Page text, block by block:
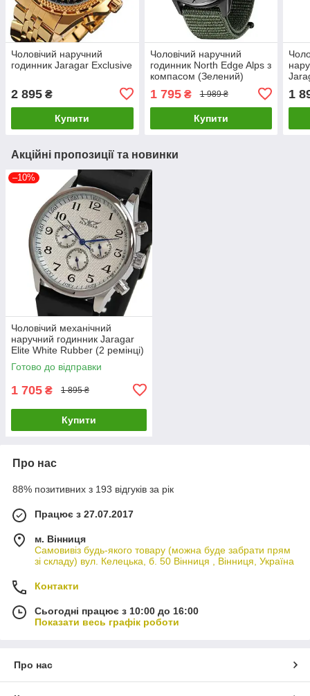
Чоловічий наручний
годинник Jaragar Exclusive
2 895 ₴
Купити
Чоловічий наручний
годинник North Edge Alps з
компасом (Зелений)
1 795₴ 1 989 ₴
Купити
1
Акційні пропозиції та новинки
–10%
Чоловічий механічний
наручний годинник Jaragar
Elite White Rubber (2 ремінці)
Готово до відправки
1 705 ₴ 1 895 ₴
Купити
Про нас
88% позитивних з 193 відгуків за рік
Працює з 27.07.2017
м. Вінниця
Самовивіз будь-якого товару (можна буде забрати прям
зі складу) вул. Келецька, б. 50 Вінниця , Вінниця, Україна
Контакти
Сьогодні працює з 10:00 до 16:00
Показати весь графік роботи
Про нас